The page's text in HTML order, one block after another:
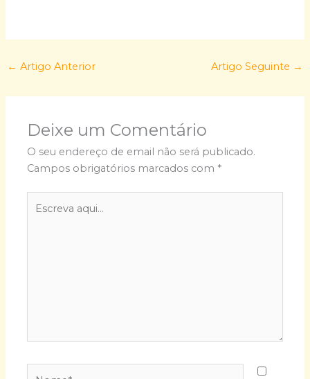
← Artigo Anterior Artigo Seguinte →
Deixe um Comentário
O seu endereço de email não será publicado.
Campos obrigatórios marcados com *
aqui...